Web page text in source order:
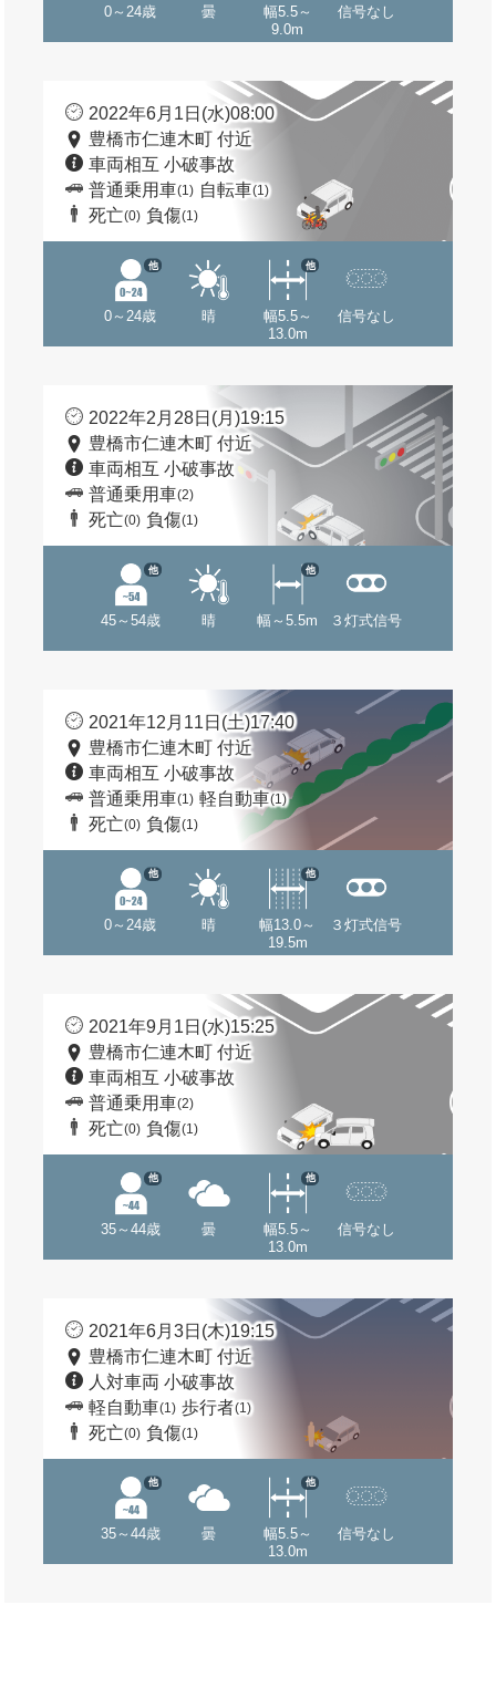
0～24歳 曇
幅5.5～
9.0m
信号なし
2022年6月1日(水)08:00
豊橋市仁連木町 付近
車両相互 小破事故
普通乗用車(1) 自転車(1)
死亡(0) 負傷(1)
0～24歳
他
晴
幅5.5～
13.0m
他
信号なし
2022年2月28日(月)19:15
豊橋市仁連木町 付近
車両相互 小破事故
普通乗用車(2)
死亡(0) 負傷(1)
45～54歳
他
晴 幅～5.5m
他
３灯式信号
2021年12月11日(土)17:40
豊橋市仁連木町 付近
車両相互 小破事故
普通乗用車(1) 軽自動車(1)
死亡(0) 負傷(1)
0～24歳
他
晴
幅13.0～
19.5m
他
３灯式信号
2021年9月1日(水)15:25
豊橋市仁連木町 付近
車両相互 小破事故
普通乗用車(2)
死亡(0) 負傷(1)
35～44歳
他
曇
幅5.5～
13.0m
他
信号なし
2021年6月3日(木)19:15
豊橋市仁連木町 付近
人対車両 小破事故
軽自動車(1) 歩行者(1)
死亡(0) 負傷(1)
35～44歳
他
曇
幅5.5～
13.0m
他
信号なし